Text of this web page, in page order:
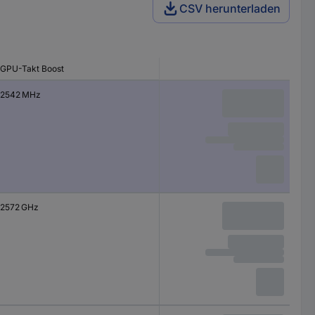
CSV herunterladen
GPU-Takt Boost
2542 MHz
2572 GHz